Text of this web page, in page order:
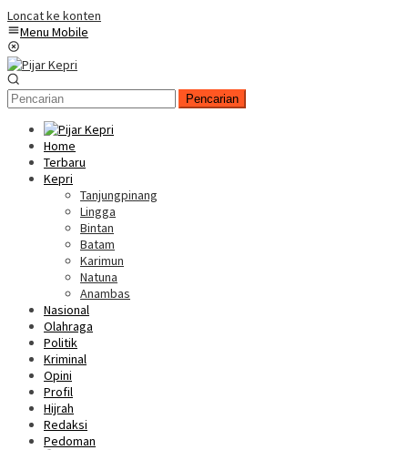
Loncat ke konten
Menu Mobile
Pencarian
Home
Terbaru
Kepri
Tanjungpinang
Lingga
Bintan
Batam
Karimun
Natuna
Anambas
Nasional
Olahraga
Politik
Kriminal
Opini
Profil
Hijrah
Redaksi
Pedoman